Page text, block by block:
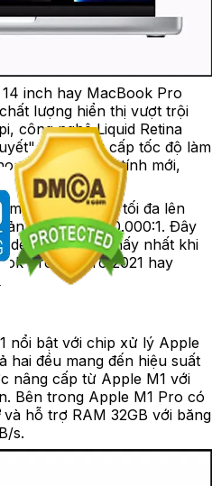
inch hay MacBook Pro
lượng hiển thị vượt trội
công nghệ Liquid Retina
còn nâng cấp tốc độ làm
màn hình máy tính mới,
máy có độ sáng tối đa lên
lên đến 1.000.000:1. Đây
dễ dàng nhận thấy nhất khi
Pro M1 Pro 2021 hay
nổi bật với chip xử lý Apple
hai đều mang đến hiệu suất
nâng cấp từ Apple M1 với
Bên trong Apple M1 Pro có
hỗ trợ RAM 32GB với băng
s.